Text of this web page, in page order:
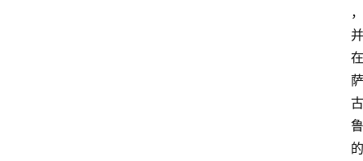
，
并
在
萨
古
鲁
的